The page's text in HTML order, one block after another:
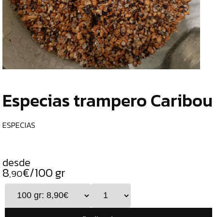
TIENDA
CHOCOLATES
ESPECIALES
ESPECIAS
CURRY
CAFÉS
GENERAL
ALIMENTOS
Especias trampero Caribou
ESPECIAS
desde
8,90€/100 gr